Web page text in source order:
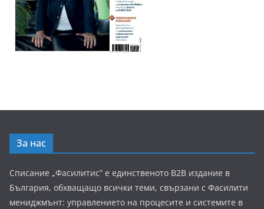
За нас
Списание „Фасилитис” е единственото B2B издание в
България, обхващащо всички теми, свързани с Фасилити
мениджмънт: управлението на процесите и системите в